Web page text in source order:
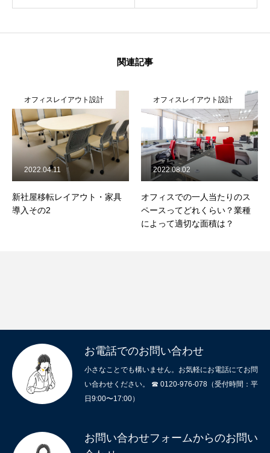
関連記事
オフィスレイアウト設計
新社屋移転レイアウト・家具
導入その2
2022.04.11
オフィスレイアウト設計
オフィスでの一人当たりのス
ペースってどれくらい？業種
によって適切な面積は？
2022.08.02
お電話でのお問い合わせ
小さなことでも構いません。お気軽にお電話にてお問
い合わせください。 ☎ 0120-976-078（受付時間：平
日9:00〜17:00）
お問い合わせフォームからのお問い